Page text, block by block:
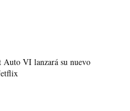
Auto VI lanzará su nuevo